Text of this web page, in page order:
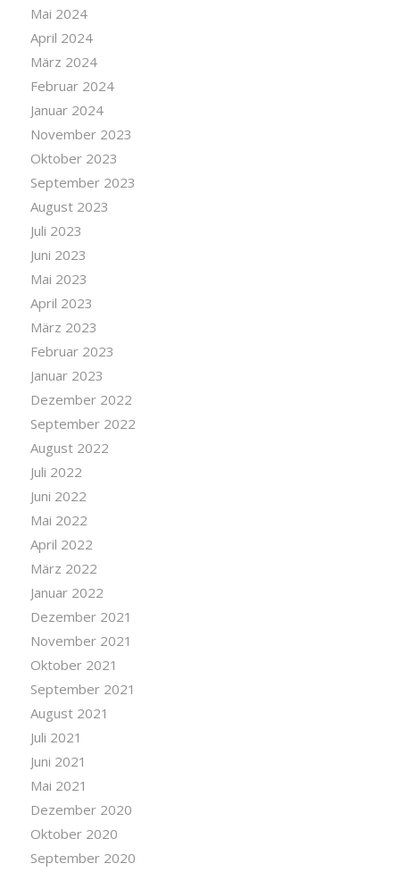
Mai 2024
April 2024
März 2024
Februar 2024
Januar 2024
November 2023
Oktober 2023
September 2023
August 2023
Juli 2023
Juni 2023
Mai 2023
April 2023
März 2023
Februar 2023
Januar 2023
Dezember 2022
September 2022
August 2022
Juli 2022
Juni 2022
Mai 2022
April 2022
März 2022
Januar 2022
Dezember 2021
November 2021
Oktober 2021
September 2021
August 2021
Juli 2021
Juni 2021
Mai 2021
Dezember 2020
Oktober 2020
September 2020